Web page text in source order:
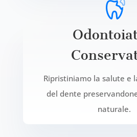
Ripristiniamo la salute e
del dente
naturale.